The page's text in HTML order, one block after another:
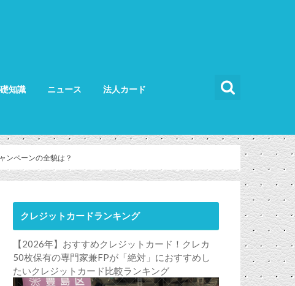
知識 ニュース 法人カード
ンペーンの全貌は？
クレジットカードランキング
【2026年】おすすめクレジットカード！クレカ
50枚保有の専門家兼FPが「絶対」におすすめし
たいクレジットカード比較ランキング